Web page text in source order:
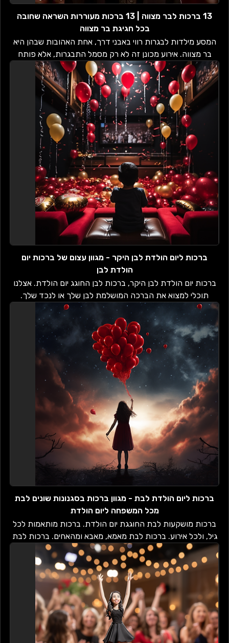
13 ברכות לבר מצווה | 13 ברכות מעוררות השראה שחובה
בכל חגיגת בר מצווה
המסע מילדות לבגרות רווי באבני דרך, אחת האהובות שבהן היא
בר מצווה. אירוע מכונן זה לא רק מסמל התבגרות, אלא פותח
נתיב - של חקר, למידה וצמיחה...
ברכות ליום הולדת לבן היקר - מגוון עצום של ברכות יום
הולדת לבן
ברכות יום הולדת לבן היקר, ברכות לבן החוגג יום הולדת. אצלנו
תוכלי למצוא את הברכה המושלמת לבן שלך או לנכד שלך.
ברכות במגוון סגנונות, ברכות...
ברכות ליום הולדת לבת - מגוון ברכות בסגנונות שונים לבת
מכל המשפחה ליום הולדת
ברכות מושקעות לבת החוגגת יום הולדת. ברכות מותאמות לכל
גיל, ולכל אירוע. ברכות לבת מאמא, מאבא ומהאחים. ברכות לבת
מסבתא, מסבא ומהקרובים....